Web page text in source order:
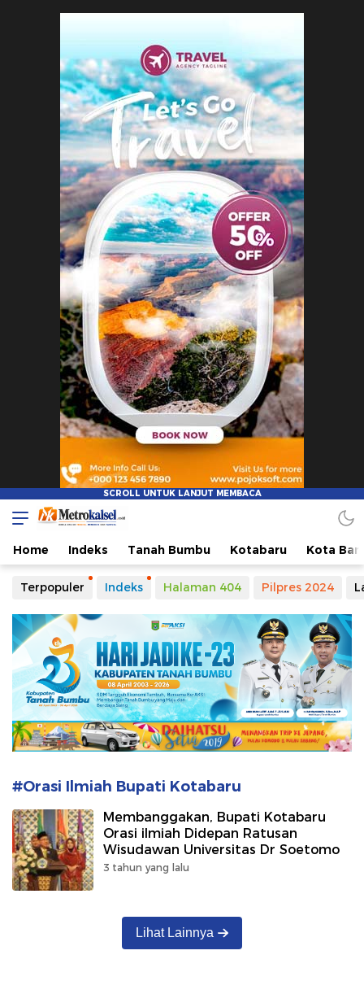
Metro Kalsel
Media Online Terkini, Faktual dan Mendidik
Home Indeks Tanah Bumbu Kotabaru Kota
Terpopuler Indeks Halaman 404 Pilpres 2024
#Orasi Ilmiah Bupati Kotabaru
Membanggakan, Bupati Kotabaru
Orasi ilmiah Didepan Ratusan
Wisudawan Universitas Dr Soetomo
3 tahun yang lalu
Lihat Lainnya